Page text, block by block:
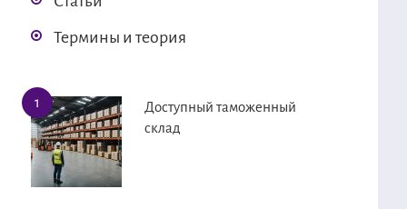
Термины и теория
Доступный таможенный
склад